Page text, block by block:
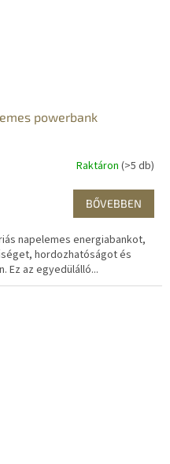
powerbank
Raktáron (>5 db)
BŐVEBBEN
napelemes energiabankot,
hordozhatóságot és
Ez az egyedülálló...